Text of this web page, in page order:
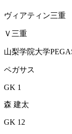
ヴィアティン三重
Ｖ三重
山梨学院大学
ペガサス
GK 1
森 建太
GK 12